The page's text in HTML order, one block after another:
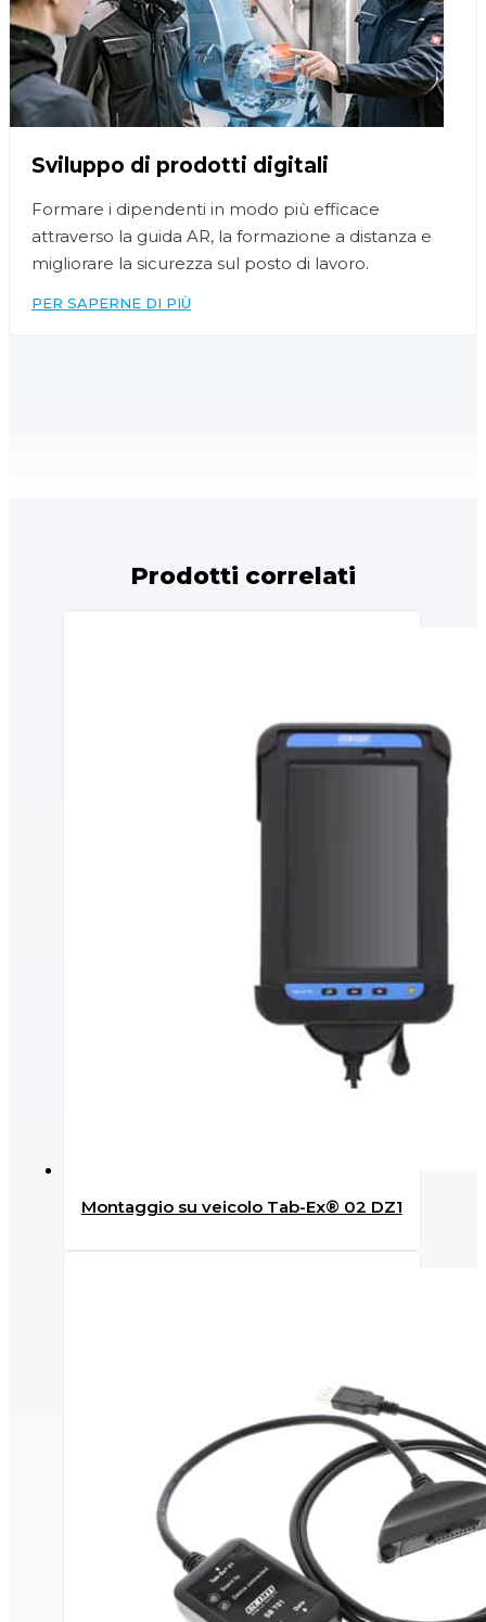
Sviluppo di prodotti digitali
Formare i dipendenti in modo più efficace
attraverso la guida AR, la formazione a distanza e
migliorare la sicurezza sul posto di lavoro.
PER SAPERNE DI PIÙ
Prodotti correlati
Montaggio su veicolo Tab-Ex® 02 DZ1